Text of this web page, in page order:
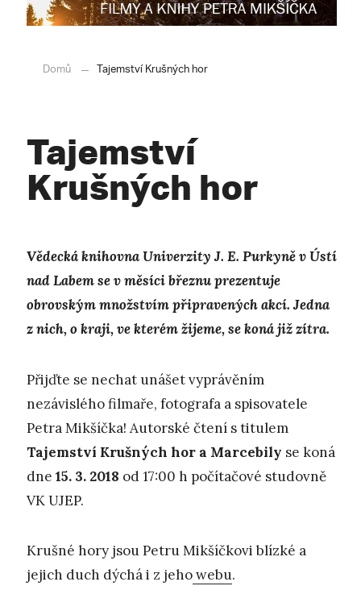
Domů Tajemství Krušných hor
Tajemství
Krušných hor
Vědecká knihovna Univerzity J. E. Purkyně v Ústí
nad Labem se v měsíci březnu prezentuje
obrovským množstvím připravených akcí. Jedna
z nich, o kraji, ve kterém žijeme, se koná již zítra.
Přijďte se nechat unášet vyprávěním
nezávislého filmaře, fotografa a spisovatele
Petra Mikšíčka! Autorské čtení s titulem
Tajemství Krušných hor a Marcebily se koná
dne 15. 3. 2018 od 17:00 h počítačové studovně
VK UJEP.
Krušné hory jsou Petru Mikšíčkovi blízké a
jejich duch dýchá i z jehowebu.